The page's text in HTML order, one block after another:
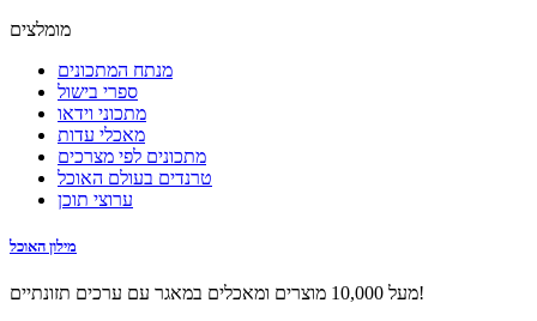
מומלצים
מנתח המתכונים
ספרי בישול
מתכוני וידאו
מאכלי עדות
מתכונים לפי מצרכים
טרנדים בעולם האוכל
ערוצי תוכן
מילון האוכל
מעל 10,000 מוצרים ומאכלים במאגר עם ערכים תזונתיים!